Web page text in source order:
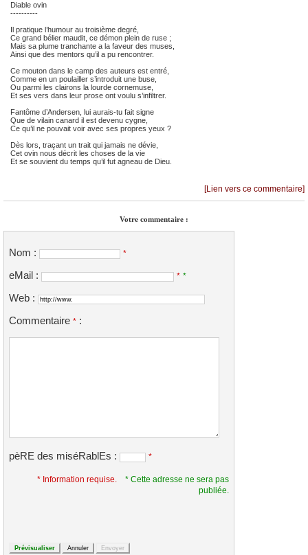
Diable ovin
----------
Il pratique l’humour au troisième degré,
Ce grand bélier maudit, ce démon plein de ruse ;
Mais sa plume tranchante a la faveur des muses,
Ainsi que des mentors qu’il a pu rencontrer.
Ce mouton dans le camp des auteurs est entré,
Comme en un poulailler s’introduit une buse,
Ou parmi les clairons la lourde cornemuse,
Et ses vers dans leur prose ont voulu s’infiltrer.
Fantôme d’Andersen, lui aurais-tu fait signe
Que de vilain canard il est devenu cygne,
Ce qu’il ne pouvait voir avec ses propres yeux ?
Dès lors, traçant un trait qui jamais ne dévie,
Cet ovin nous décrit les choses de la vie
Et se souvient du temps qu’il fut agneau de Dieu.
[Lien vers ce commentaire]
Votre commentaire :
Nom : *
eMail : * *
Web :
Commentaire * :
pèRE des miséRablEs : *
* Information requise.
* Cette adresse ne sera pas
publiée.